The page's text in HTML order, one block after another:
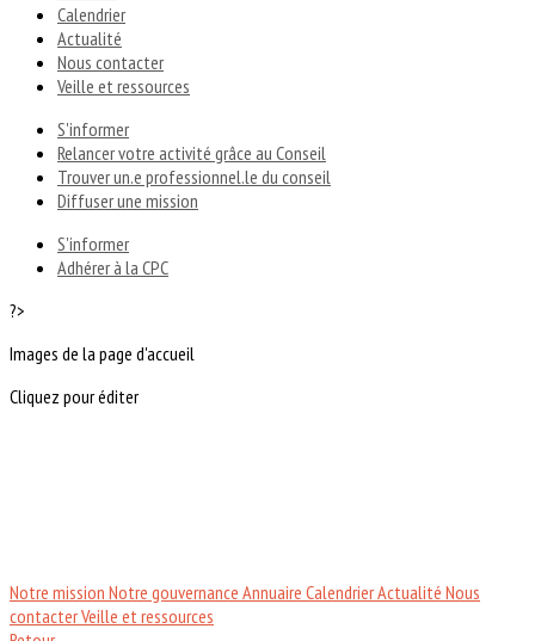
Calendrier
Actualité
Nous contacter
Veille et ressources
S'informer
Relancer votre activité grâce au Conseil
Trouver un.e professionnel.le du conseil
Diffuser une mission
S'informer
Adhérer à la CPC
?>
Images de la page d'accueil
Cliquez pour éditer
Notre mission Notre gouvernance Annuaire CalendrierActualité Nous
contacterVeille et ressources